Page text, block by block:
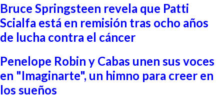
Bruce Springsteen revela que Patti
Scialfa está en remisión tras ocho años
de lucha contra el cáncer
Penelope Robin y Cabas unen sus voces
en "Imaginarte", un himno para creer en
los sueños